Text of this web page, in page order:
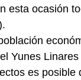
esta ocasión
Yunes
es posible